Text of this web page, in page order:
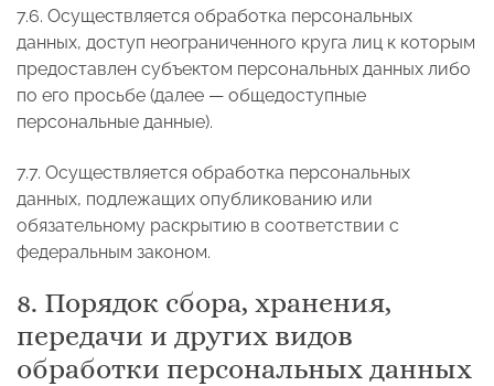
7.6. Осуществляется обработка персональных
данных, доступ неограниченного круга лиц к которым
предоставлен субъектом персональных данных либо
по его просьбе (далее — общедоступные
персональные данные).
7.7. Осуществляется обработка персональных
данных, подлежащих опубликованию или
обязательному раскрытию в соответствии с
федеральным законом.
8. Порядок сбора, хранения,
передачи и других видов
обработки персональных данных